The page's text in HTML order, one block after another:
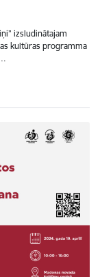
izsludinātajam
kultūras programma